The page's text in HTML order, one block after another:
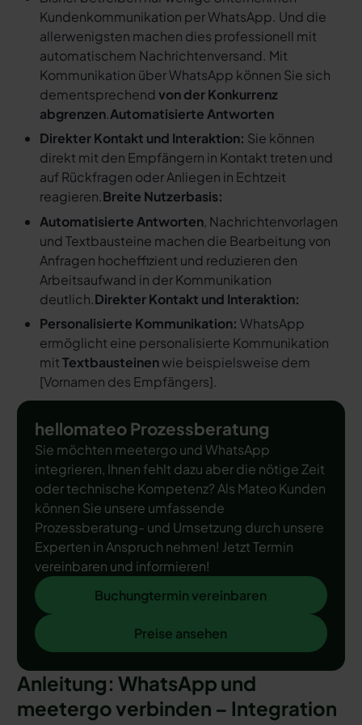
Kundenkommunikation per WhatsApp. Und die
allerwenigsten machen dies professionell mit
automatischem Nachrichtenversand. Mit
Kommunikation über WhatsApp können Sie sich
dementsprechendvon der Konkurrenz
abgrenzen.Automatisierte Antworten
Direkter Kontakt und Interaktion: Sie können
direkt mit den Empfängern in Kontakt treten und
auf Rückfragen oder Anliegen in Echtzeit
reagieren.Breite Nutzerbasis:
Automatisierte Antworten, Nachrichtenvorlagen
und Textbausteine machen die Bearbeitung von
Anfragen hocheffizient und reduzieren den
Arbeitsaufwand in der Kommunikation
deutlich.Direkter Kontakt und Interaktion:
Personalisierte Kommunikation: WhatsApp
ermöglicht eine personalisierte Kommunikation
mitTextbausteinenwie beispielsweise dem
[Vornamen des Empfängers].
hellomateo Prozessberatung
Sie möchten meetergo und WhatsApp
integrieren, Ihnen fehlt dazu aber die nötige Zeit
oder technische Kompetenz? Als Mateo Kunden
können Sie unsere umfassende
Prozessberatung- und Umsetzung durch unsere
Experten in Anspruch nehmen! Jetzt Termin
vereinbaren und informieren!
Buchungtermin vereinbaren
Buchungtermin vereinbaren
Preise ansehen
Preise ansehen
Anleitung: WhatsApp und
meetergo verbinden – Integration